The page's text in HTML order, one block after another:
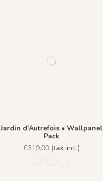
Jardin d'Autrefois • Wallpanel
Pack
€319.00 (tax incl.)